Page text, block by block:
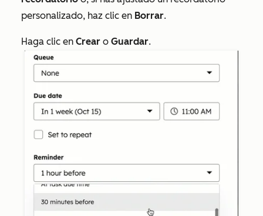
personalizado, haz clic en Borrar.
Haga clic en Crear o Guardar.